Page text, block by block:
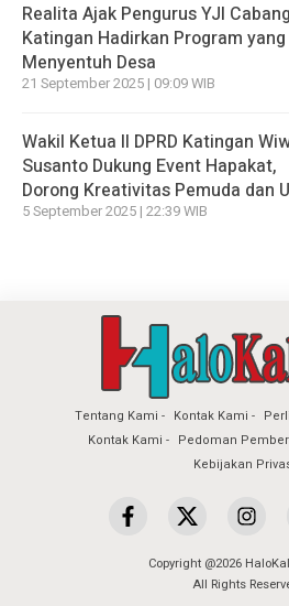
Realita Ajak Pengurus YJI Cabang
Katingan Hadirkan Program yang
Menyentuh Desa
21 September 2025 | 09:09 WIB
Wakil Ketua II DPRD Katingan
Susanto Dukung Event Hapakat,
Dorong Kreativitas Pemuda dan
5 September 2025 | 22:39 WIB
Tentang Kami Kontak Kami
Kontak Kami
Pedoman
Kebijakan
Copyright @2026
All Rights